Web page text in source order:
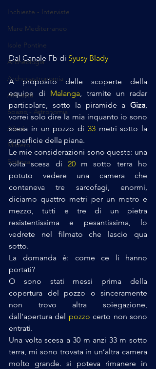
Inchieste - Interviste
Mare Mediterraneo
Isole Pontine
Archeologia
Archeoastronomia
Attualità
Spazio - Astronomia
Alieni
Mistero
Scienza
Dal Canale Fb di Syusy Blady
A proposito delle scoperte della
equipe di Malanga , tramite un radar
particolare, sotto la piramide a Giza
vorrei solo dire la mia inquanto io sono
scesa in un pozzo di 33 metri sotto la
superficie della piana.
Le mie considerazioni sono queste: una
volta scesa di 20 m sotto terra ho
potuto vedere una camera che
conteneva tre sarcofagi, enormi,
diciamo quattro metri per un metro e
mezzo, tutti e tre di un pietra
resistentissima e pesantissima, lo
vedrete nel filmato che lascio qua
sotto.
La domanda è: come ce li hanno
portati?
O sono stati messi prima della
copertura del pozzo o sinceramente
non trovo altra spiegazione,
dall’apertura del pozzo certo non sono
entrati.
Una volta scesa a 30 m anzi 33 m sotto
terra, mi sono trovata in un’altra camera
molto grande. si poteva rimanere in